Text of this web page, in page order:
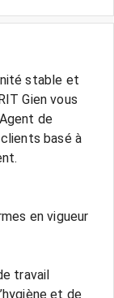
stable et
Gien vous
de
basé à
en vigueur
travail
et de